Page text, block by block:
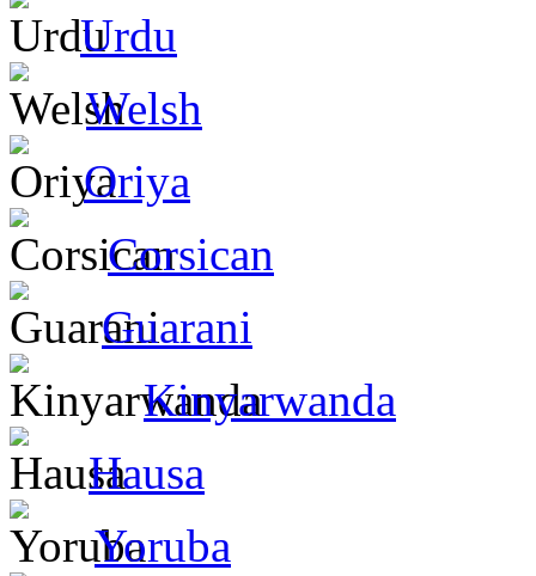
Urdu
Welsh
Oriya
Corsican
Guarani
Kinyarwanda
Hausa
Yoruba